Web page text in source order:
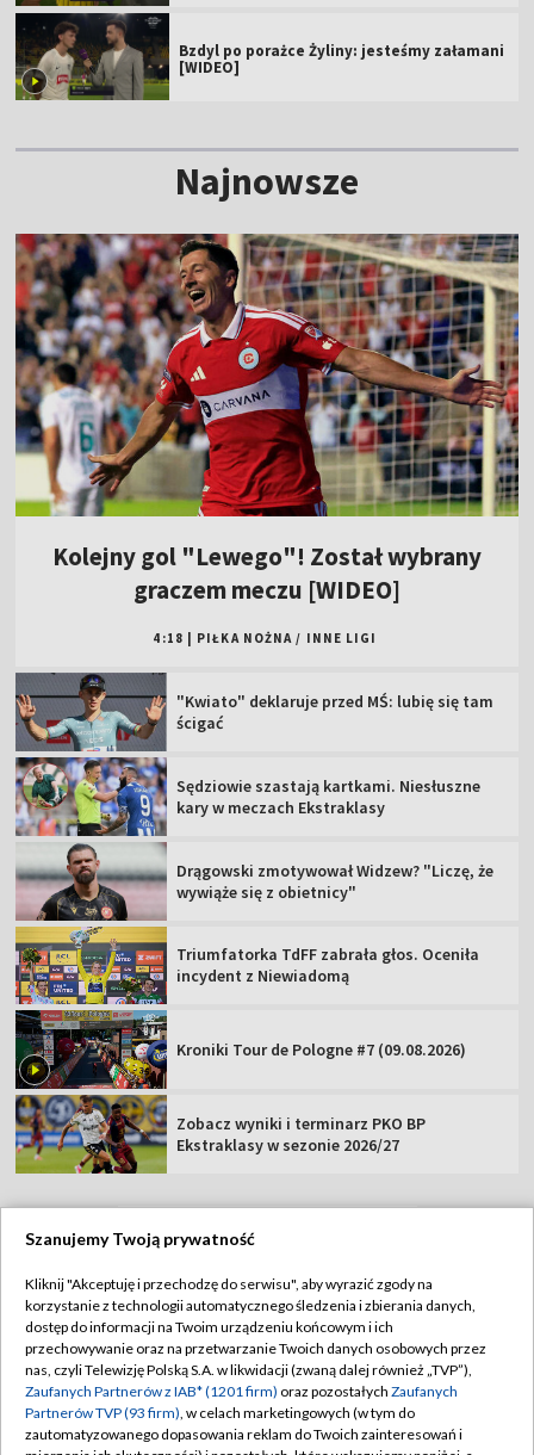
Bzdyl po porażce Żyliny: jesteśmy załamani
[WIDEO]
Najnowsze
Kolejny gol "Lewego"! Został wybrany
graczem meczu [WIDEO]
4:18 PIŁKA NOŻNA / INNE LIGI
"Kwiato" deklaruje przed MŚ: lubię się tam
ścigać
Sędziowie szastają kartkami. Niesłuszne
kary w meczach Ekstraklasy
Drągowski zmotywował Widzew? "Liczę, że
wywiąże się z obietnicy"
Triumfatorka TdFF zabrała głos. Oceniła
incydent z Niewiadomą
Kroniki Tour de Pologne #7 (09.08.2026)
Zobacz wyniki i terminarz PKO BP
Ekstraklasy w sezonie 2026/27
Abonament TVP
Sklep TVP
Biuro Reklamy
Oferta Handlowa
Regulamin TVP
Polityka prywatności
Moje zgody
Biuro reklamy
Szanujemy Twoją prywatność
Kliknij "Akceptuję i przechodzę do serwisu", aby wyrazić zgody na
korzystanie z technologii automatycznego śledzenia i zbierania danych,
dostęp do informacji na Twoim urządzeniu końcowym i ich
przechowywanie oraz na przetwarzanie Twoich danych osobowych przez
nas, czyli Telewizję Polską S.A. w likwidacji (zwaną dalej również „TVP”),
Zaufanych Partnerów z IAB* (1201 firm) oraz pozostałych Zaufanych
Partnerów TVP (93 firm), w celach marketingowych (w tym do
zautomatyzowanego dopasowania reklam do Twoich zainteresowań i